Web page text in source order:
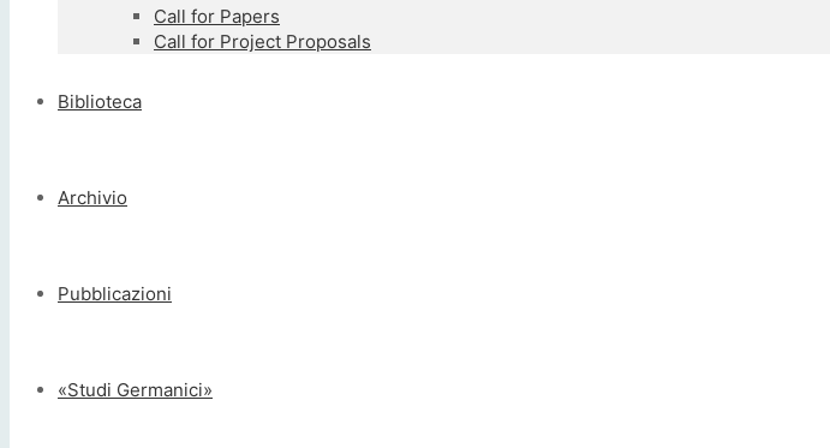
Call for Papers
Call for Project Proposals
Biblioteca
Archivio
Pubblicazioni
«Studi Germanici»